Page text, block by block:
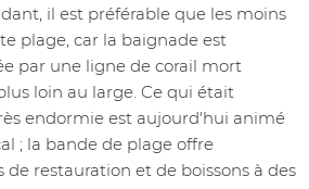
il est préférable que les moins
plage, car la baignade est
par une ligne de corail mort
loin au large. Ce qui était
endormie est aujourd'hui animé
; la bande de plage offre
restauration et de boissons à des